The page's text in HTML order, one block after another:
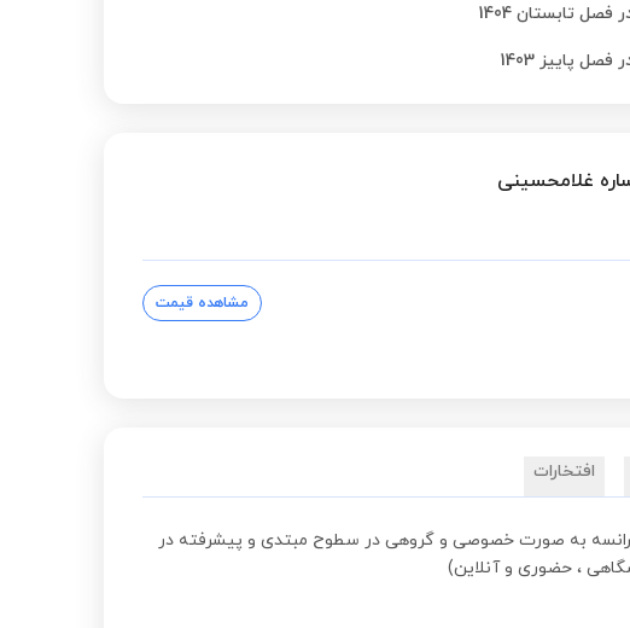
تابستان 1404
پاییز 1403
غلامحسینی
مشاهده قیمت
افتخارات
فرانسه به صورت خصوصی و گروهی در سطوح مبتدی و پیشرفته در
، حضوری و آنلاین)